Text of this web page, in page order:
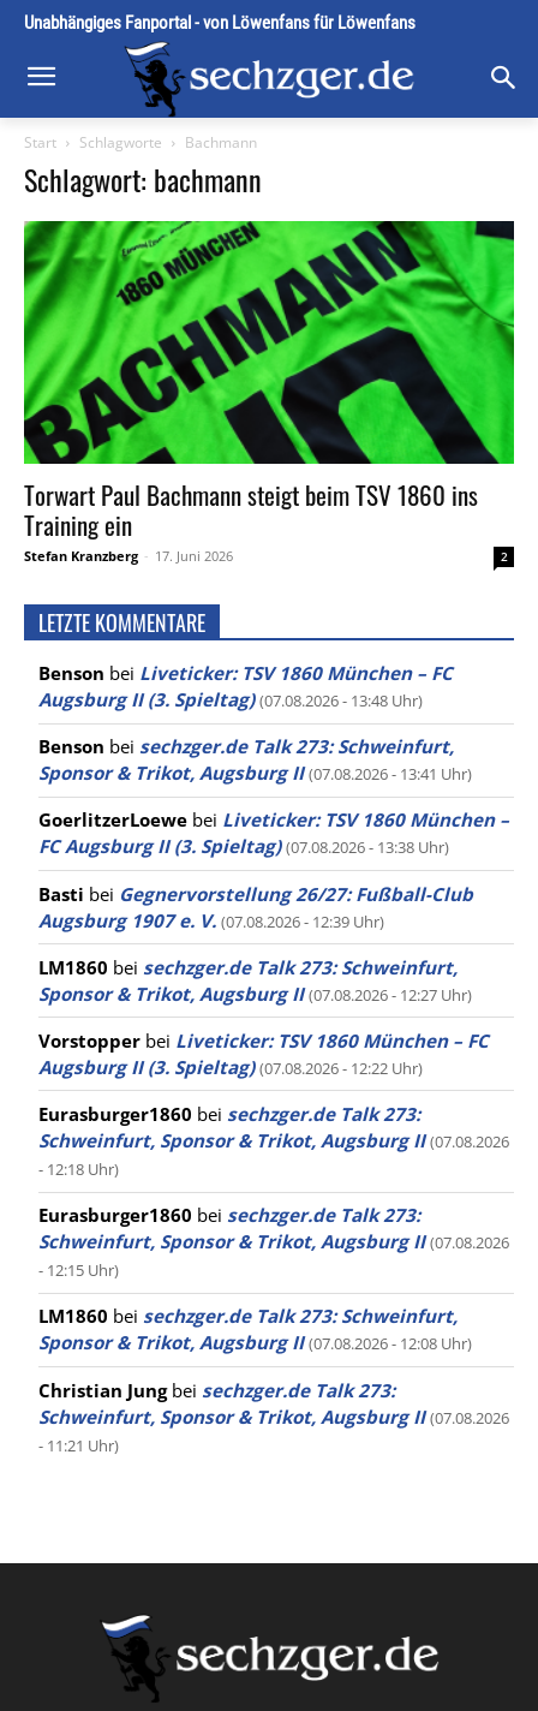
Unabhängiges Fanportal - von Löwenfans für Löwenfans
Start Schlagworte Bachmann
Schlagwort: bachmann
Torwart Paul Bachmann steigt beim TSV 1860 ins
Training ein
Stefan Kranzberg - 17. Juni 2026 2
LETZTE KOMMENTARE
Benson bei Liveticker: TSV 1860 München – FC
Augsburg II (3. Spieltag) (07.08.2026 - 13:48 Uhr)
Benson bei sechzger.de Talk 273: Schweinfurt,
Sponsor & Trikot, Augsburg II (07.08.2026 - 13:41 Uhr)
GoerlitzerLoewe bei Liveticker: TSV 1860 München –
FC Augsburg II (3. Spieltag) (07.08.2026 - 13:38 Uhr)
Basti bei Gegnervorstellung 26/27: Fußball-Club
Augsburg 1907 e. V. (07.08.2026 - 12:39 Uhr)
LM1860 bei sechzger.de Talk 273: Schweinfurt,
Sponsor & Trikot, Augsburg II (07.08.2026 - 12:27 Uhr)
Vorstopper bei Liveticker: TSV 1860 München – FC
Augsburg II (3. Spieltag) (07.08.2026 - 12:22 Uhr)
Eurasburger1860 bei sechzger.de Talk 273:
Schweinfurt, Sponsor & Trikot, Augsburg II (07.08.2026
- 12:18 Uhr)
Eurasburger1860 bei sechzger.de Talk 273:
Schweinfurt, Sponsor & Trikot, Augsburg II (07.08.2026
- 12:15 Uhr)
LM1860 bei sechzger.de Talk 273: Schweinfurt,
Sponsor & Trikot, Augsburg II (07.08.2026 - 12:08 Uhr)
Christian Jungbei sechzger.de Talk 273:
Schweinfurt, Sponsor & Trikot, Augsburg II (07.08.2026
- 11:21 Uhr)